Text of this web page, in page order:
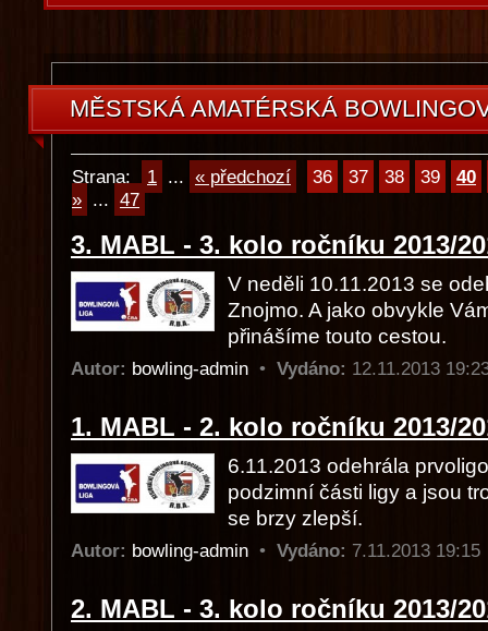
MABL
MĚSTSKÁ AMATÉRSKÁ
Strana: 1 ... « předchozí 36 37 38 39
40
» ... 47
3. MABL - 3. kolo ročníku 2013/
V neděli 10.11.2013 se
Znojmo. A jako obvykle
přinášíme touto cestou.
Autor: bowling-admin • Vydáno: 12.11.2013
1. MABL - 2. kolo ročníku 2013/
6.11.2013 odehrála
podzimní části ligy a jsou
se brzy zlepší.
Autor: bowling-admin • Vydáno: 7.11.2013
2. MABL - 3. kolo ročníku 2013/